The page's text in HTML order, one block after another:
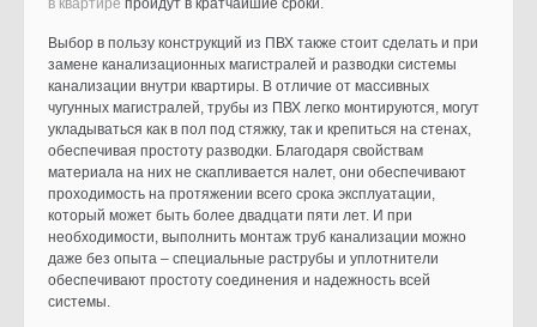
в квартире пройдут в кратчайшие сроки.
Выбор в пользу конструкций из ПВХ также стоит сделать и при
замене канализационных магистралей и разводки системы
канализации внутри квартиры. В отличие от массивных
чугунных магистралей, трубы из ПВХ легко монтируются, могут
укладываться как в пол под стяжку, так и крепиться на стенах,
обеспечивая простоту разводки. Благодаря свойствам
материала на них не скапливается налет, они обеспечивают
проходимость на протяжении всего срока эксплуатации,
который может быть более двадцати пяти лет. И при
необходимости, выполнить монтаж труб канализации можно
даже без опыта – специальные раструбы и уплотнители
обеспечивают простоту соединения и надежность всей
системы.